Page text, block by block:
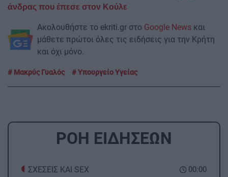
άνδρας που έπεσε στον Κούλε
Ακολουθήστε το ekriti.gr στο Google News και
μάθετε πρώτοι όλες τις ειδήσεις για την Κρήτη
και όχι μόνο.
Μακρύς Γυαλός Υπουργείο Υγείας
ΡΟΗ ΕΙΔΗΣΕΩΝ
00:00
ΣΧΕΣΕΙΣ ΚΑΙ SEX